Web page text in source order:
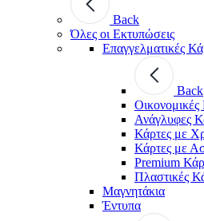
Back
Όλες οι Εκτυπώσεις
Επαγγελματικές
Back
Οικονομικές
Ανάγλυφες
Κάρτες με
Κάρτες με
Premium
Πλαστικές
Μαγνητάκια
Έντυπα